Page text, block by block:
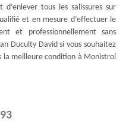
tous les salissures sur
et en mesure d’effectuer le
et professionnellement sans
Duculty David si vous souhaitez
meilleure condition à Monistrol